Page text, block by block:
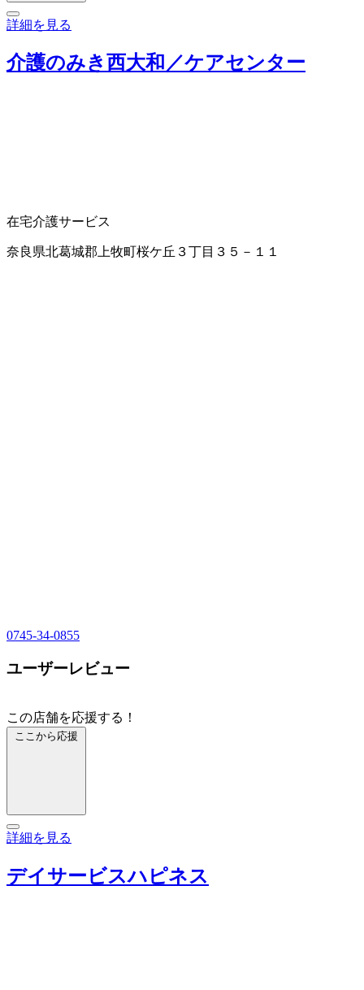
詳細を見る
介護のみき西大和／ケアセンター
在宅介護サービス
奈良県北葛城郡上牧町桜ケ丘３丁目３５－１１
0745-34-0855
ユーザーレビュー
この店舗を応援する！
ここから応援
詳細を見る
デイサービスハピネス